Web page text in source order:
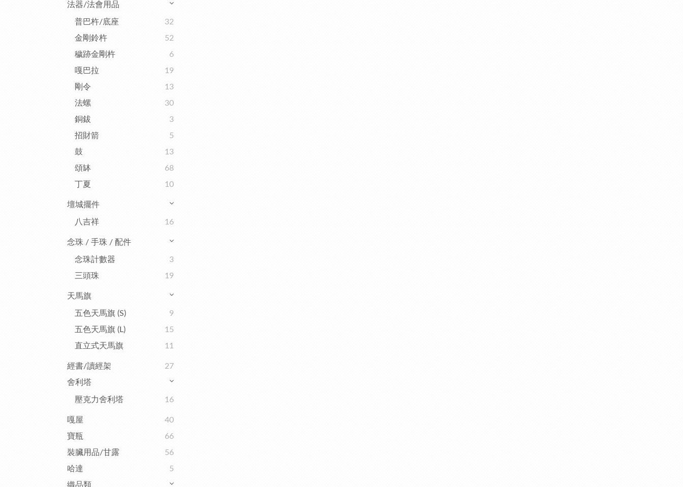
法器/法會用品
普巴杵/底座
32
金剛鈴杵
52
穢跡金剛杵
6
嘎巴拉
19
剛令
13
法螺
30
銅鈸
3
招財箭
5
鼓
13
頌缽
68
丁夏
10
壇城擺件
八吉祥 16
念珠 / 手珠 / 配件
念珠計數器
3
三頭珠
19
天馬旗
五色天馬旗 (S)
9
五色天馬旗 (L)
15
直立式天馬旗
11
經書/讀經架
27
舍利塔
壓克力舍利塔 16
嘎屋
40
寶瓶
66
裝臟用品/甘露
56
哈達
5
織品類